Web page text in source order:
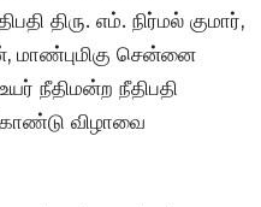
திரு. எம். நிர்மல் குமார்,
மாண்புமிகு சென்னை
நீதிமன்ற நீதிபதி
கொண்டு விழாவை